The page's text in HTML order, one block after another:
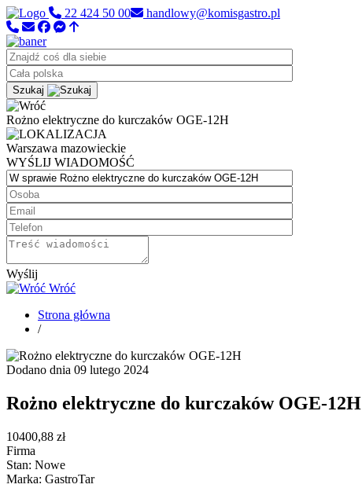
22 424 50 00 handlowy@komisgastro.pl
Szukaj
Rożno elektryczne do kurczaków OGE-12H
Warszawa mazowieckie
WYŚLIJ WIADOMOŚĆ
Wyślij
Wróć
Strona główna
/
Dodano dnia 09 lutego 2024
Rożno elektryczne do kurczaków OGE-12H
10400,88 zł
Firma
Stan: Nowe
Marka: GastroTar